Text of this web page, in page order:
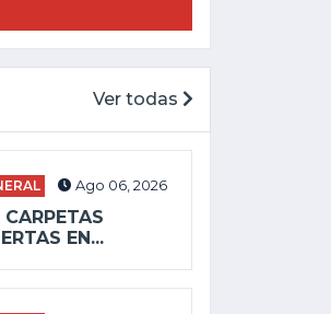
Ver todas
Ago 06, 2026
CARPETAS
EN...